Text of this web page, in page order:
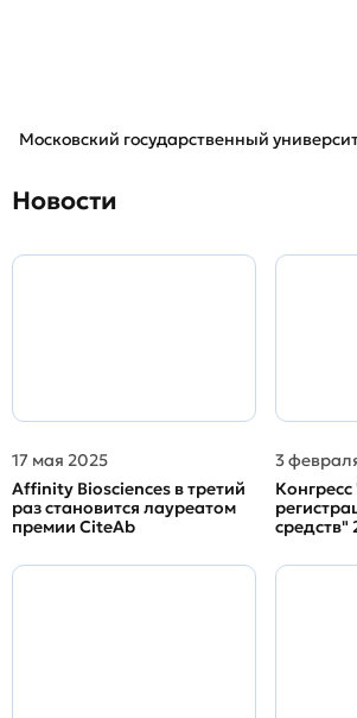
Московский государственный
Новости
17 мая 2025
Affinity Biosciences в третий
раз становится лауреатом
премии CiteAb
3
средств"